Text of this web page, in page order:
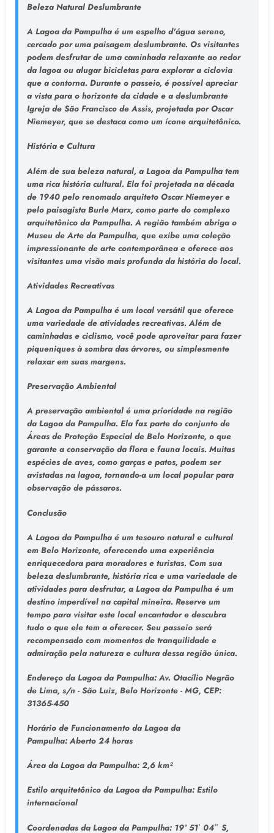
Beleza Natural Deslumbrante
A Lagoa da Pampulha é um espelho d'água sereno,
cercado por uma paisagem deslumbrante. Os visitantes
podem desfrutar de uma caminhada relaxante ao redor
da lagoa ou alugar bicicletas para explorar a ciclovia
que a contorna. Durante o passeio, é possível apreciar
a vista para o horizonte da cidade e a deslumbrante
Igreja de São Francisco de Assis, projetada por Oscar
Niemeyer, que se destaca como um ícone arquitetônico.
História e Cultura
Além de sua beleza natural, a Lagoa da Pampulha tem
uma rica história cultural. Ela foi projetada na década
de 1940 pelo renomado arquiteto Oscar Niemeyer e
pelo paisagista Burle Marx, como parte do complexo
arquitetônico da Pampulha. A região também abriga o
Museu de Arte da Pampulha, que exibe uma coleção
impressionante de arte contemporânea e oferece aos
visitantes uma visão mais profunda da história do local.
Atividades Recreativas
A Lagoa da Pampulha é um local versátil que oferece
uma variedade de atividades recreativas. Além de
caminhadas e ciclismo, você pode aproveitar para fazer
piqueniques à sombra das árvores, ou simplesmente
relaxar em suas margens.
Preservação Ambiental
A preservação ambiental é uma prioridade na região
da Lagoa da Pampulha. Ela faz parte do conjunto de
Áreas de Proteção Especial de Belo Horizonte, o que
garante a conservação da flora e fauna locais. Muitas
espécies de aves, como garças e patos, podem ser
avistadas na lagoa, tornando-a um local popular para
observação de pássaros.
Conclusão
A Lagoa da Pampulha é um tesouro natural e cultural
em Belo Horizonte, oferecendo uma experiência
enriquecedora para moradores e turistas. Com sua
beleza deslumbrante, história rica e uma variedade de
atividades para desfrutar, a Lagoa da Pampulha é um
destino imperdível na capital mineira. Reserve um
tempo para visitar este local encantador e descubra
tudo o que ele tem a oferecer. Seu passeio será
recompensado com momentos de tranquilidade e
admiração pela natureza e cultura dessa região única.
Endereço da Lagoa da Pampulha: Av. Otacílio Negrão
de Lima, s/n - São Luiz, Belo Horizonte - MG, CEP:
31365-450
Horário de Funcionamento da Lagoa da
Pampulha:Aberto 24 horas
Área da Lagoa da Pampulha:2,6 km²
Estilo arquitetônico da Lagoa da Pampulha:Estilo
internacional
Coordenadas da Lagoa da Pampulha:19° 51′ 04″ S,